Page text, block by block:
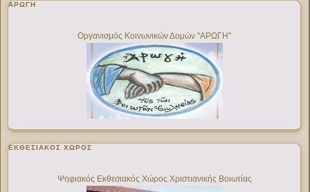
ΑΡΩΓΗ
Οργανισμός Κοινωνικών Δομών "ΑΡΩΓΗ"
ΕΚΘΕΣΙΑΚΌΣ ΧΏΡΟΣ
Ψηφιακός Εκθεσιακός Χώρος Χριστιανικής Βοιωτίας